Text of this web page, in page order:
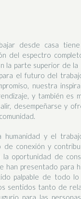
desde casa
del espectro
la parte superior de la
para el futuro del
nuestra
y también es
desempeñarse y
humanidad y el
conexión y
la oportunidad de
han presentado para
palpable de todo
sentidos tanto de
para las